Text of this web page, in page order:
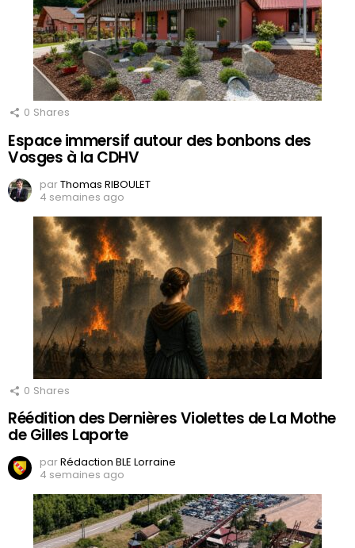
0 Shares
Espace immersif autour des bonbons des
Vosges à la CDHV
parThomas RIBOULET
4 semaines ago
0 Shares
Réédition des Dernières Violettes de La Mothe
de Gilles Laporte
parRédaction BLE Lorraine
4 semaines ago